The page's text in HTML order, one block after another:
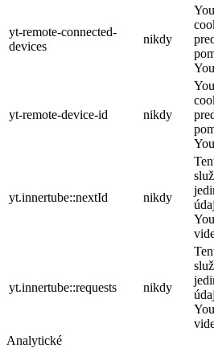
yt-remote-connected-
devices
nikdy
yt-remote-device-id nikdy
yt.innertube::nextId nikdy
yt.innertube::requests nikdy
Analytické